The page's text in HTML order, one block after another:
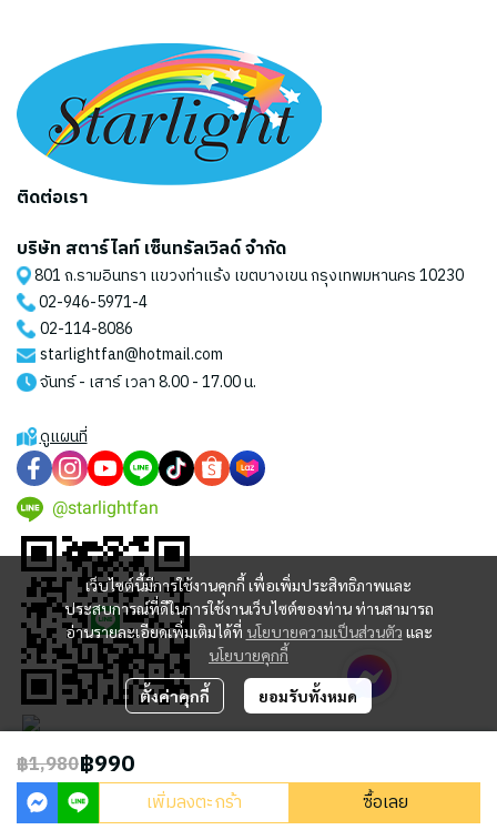
฿1,980฿990
เพิ่มลงตะกร้า ซื้อเลย
เว็บไซต์นี้มีการใช้งานคุกกี้ เพื่อเพิ่มประสิทธิภาพและ
ประสบการณ์ที่ดีในการใช้งานเว็บไซต์ของท่าน ท่านสามารถ
อ่านรายละเอียดเพิ่มเติมได้ที่ นโยบายความเป็นส่วนตัว และ
นโยบายคุกกี้
ตั้งค่าคุกกี้ ยอมรับทั้งหมด
ติดต่อเรา
บริษัท สตาร์ไลท์ เซ็นทรัลเวิลด์ จำกัด
801 ถ.รามอินทรา แขวงท่าแร้ง เขตบางเขน กรุงเทพมหานคร 10230
02-946-5971-4
02-114-8086
starlightfan@hotmail.com
จันทร์ - เสาร์ เวลา 8.00 - 17.00 น.
ดูแผนที่
@starlightfan
2023 © STARLIGHT CENTRAL WORLD CO., LTD
Powered By MakeWebEasy